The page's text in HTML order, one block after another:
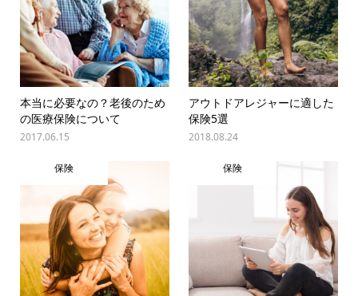
本当に必要なの？老後のため
の医療保険について
2017.06.15
アウトドアレジャーに適した
保険5選
2018.08.24
保険 保険